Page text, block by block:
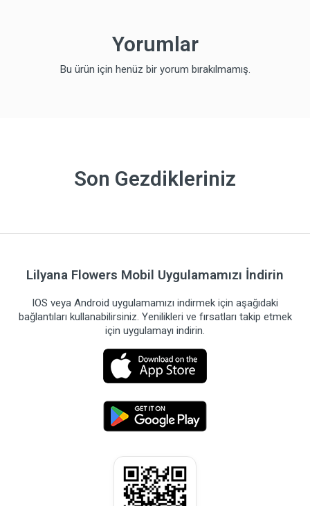
Yorumlar
Bu ürün için henüz bir yorum bırakılmamış.
Son Gezdikleriniz
Lilyana Flowers Mobil Uygulamamızı İndirin
IOS veya Android uygulamamızı indirmek için aşağıdaki
bağlantıları kullanabilirsiniz. Yenilikleri ve fırsatları takip etmek
için uygulamayı indirin.